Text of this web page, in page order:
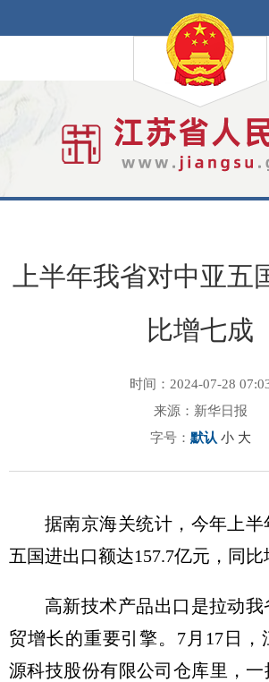
上半年我省对中亚五
比增七成
时间：2024-07-28
来源：新华日报
字号： 默认 小 大
据南京海关统计，今年上半
五国进出口额达157.7亿元，同比
高新技术产品出口是拉动
贸增长的重要引擎。7月17日，
源科技股份有限公司仓库里，一